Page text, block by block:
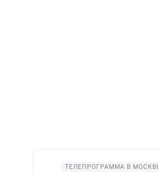
ТЕЛЕПРОГРАММА В